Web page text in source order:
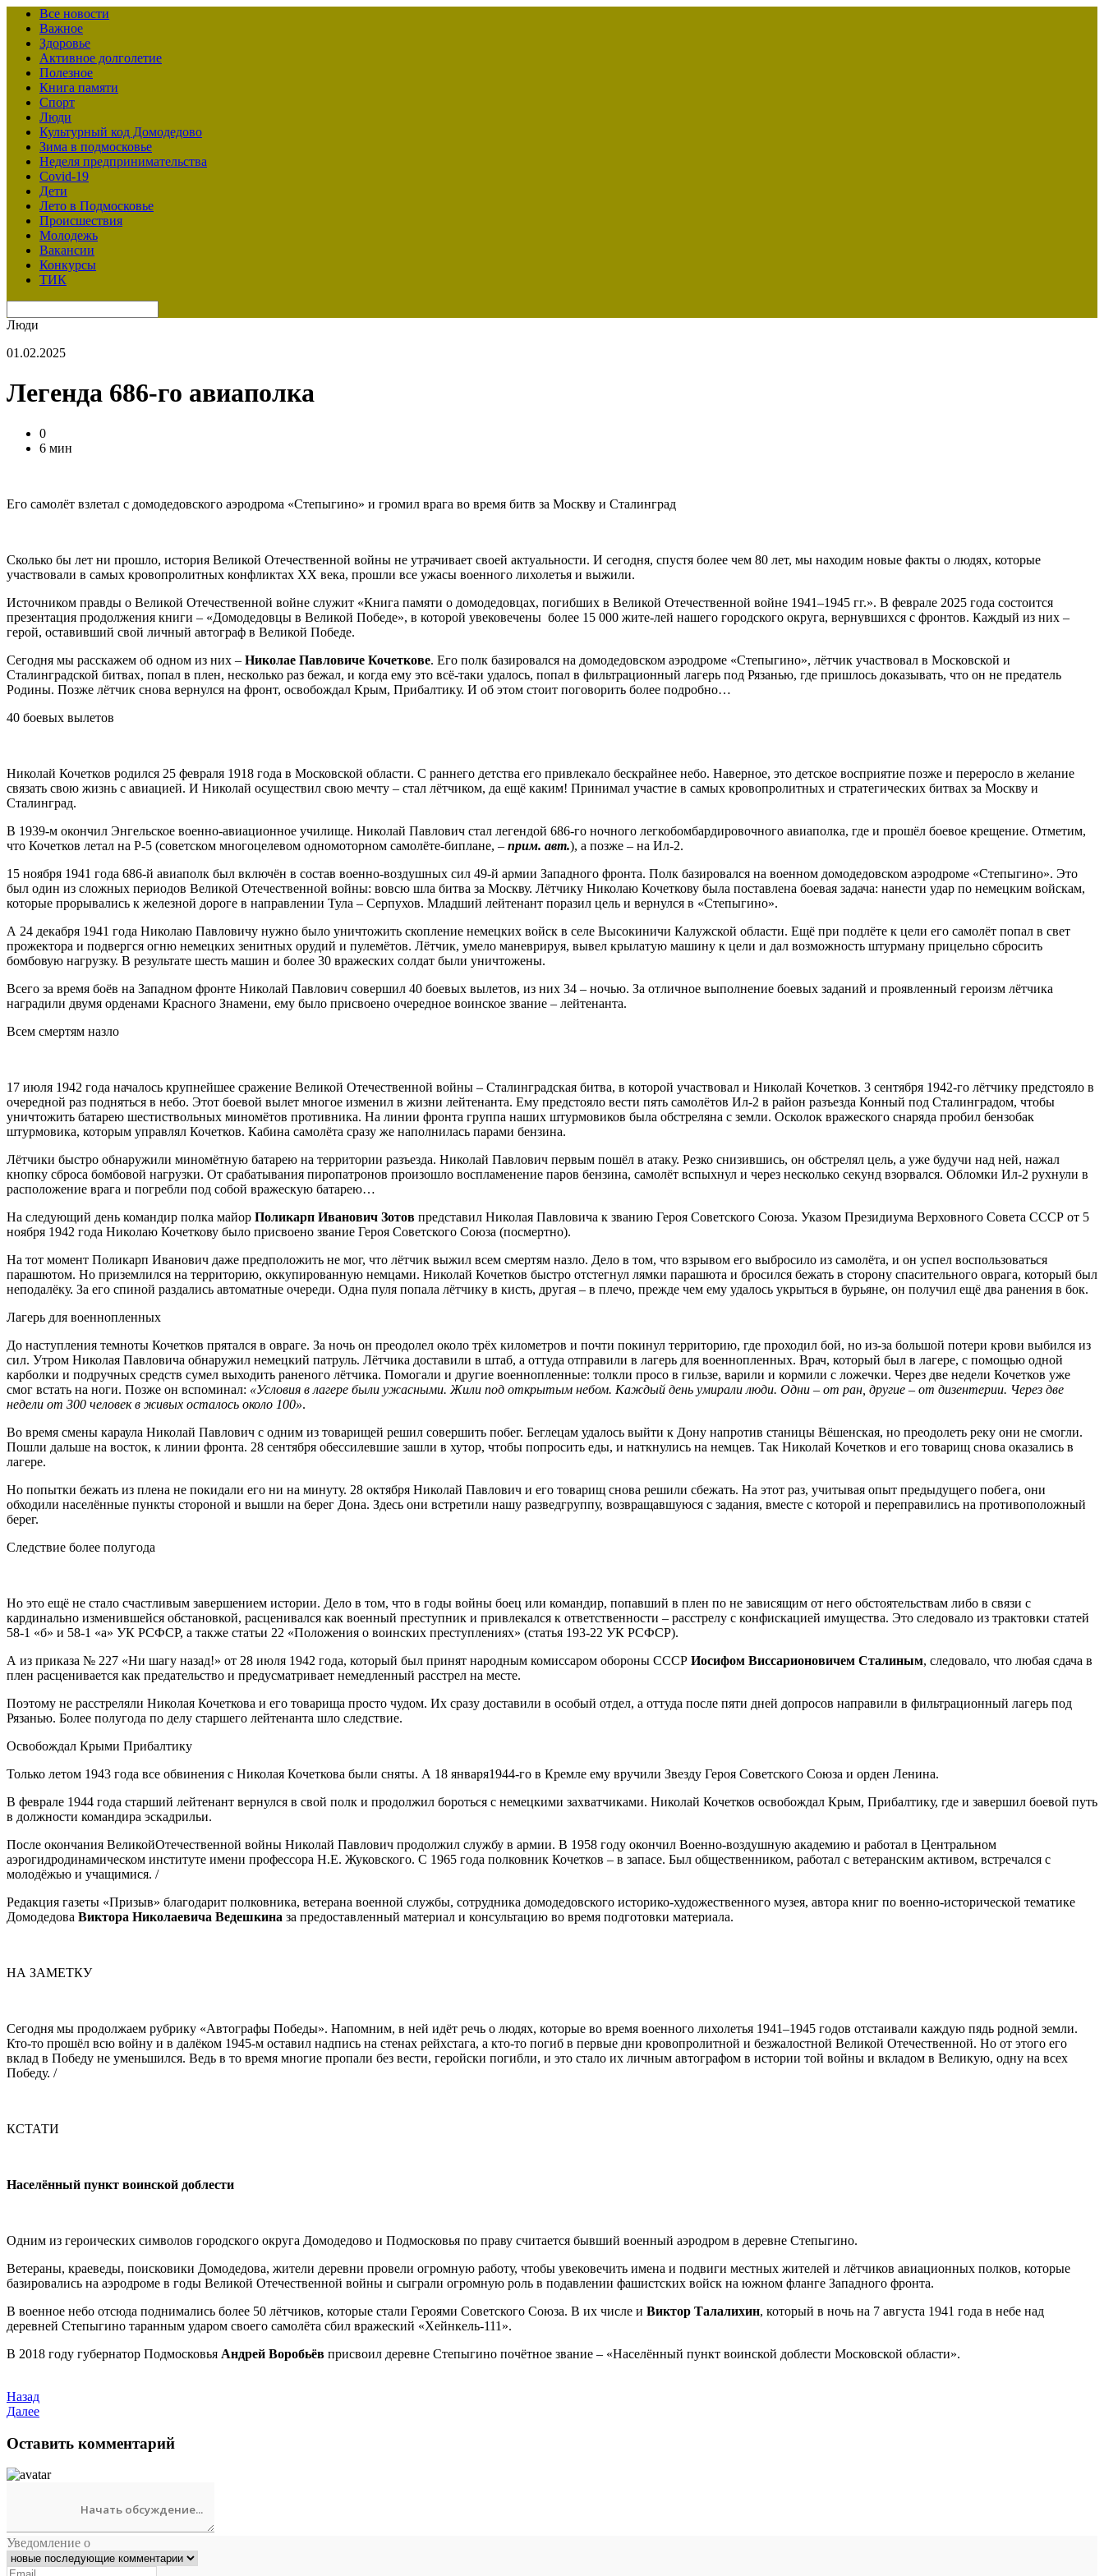
Все новости
Важное
Здоровье
Активное долголетие
Полезное
Книга памяти
Спорт
Люди
Культурный код Домодедово
Зима в подмосковье
Неделя предпринимательства
Covid-19
Дети
Лето в Подмосковье
Происшествия
Молодежь
Вакансии
Конкурсы
ТИК
Люди
01.02.2025
Легенда 686-го авиаполка
0
6 мин
Его самолёт взлетал с домодедовского аэродрома «Степыгино» и громил врага во время битв за Москву и Сталинград
Сколько бы лет ни прошло, история Великой Отечественной войны не утрачивает своей актуальности. И сегодня, спустя более чем 80 лет, мы находим новые факты о людях, которые
участвовали в самых кровопролитных конфликтах ХХ века, прошли все ужасы военного лихолетья и выжили.
Источником правды о Великой Отечественной войне служит «Книга памяти о домодедовцах, погибших в Великой Отечественной войне 1941–1945 гг.». В феврале 2025 года состоится
презентация продолжения книги – «Домодедовцы в Великой Победе», в которой увековечены более 15 000 жите-лей нашего городского округа, вернувшихся с фронтов. Каждый из них –
герой, оставивший свой личный автограф в Великой Победе.
Сегодня мы расскажем об одном из них – Николае Павловиче Кочеткове. Его полк базировался на домодедовском аэродроме «Степыгино», лётчик участвовал в Московской и
Сталинградской битвах, попал в плен, несколько раз бежал, и когда ему это всё-таки удалось, попал в фильтрационный лагерь под Рязанью, где пришлось доказывать, что он не предатель
Родины. Позже лётчик снова вернулся на фронт, освобождал Крым, Прибалтику. И об этом стоит поговорить более подробно…
40 боевых вылетов
Николай Кочетков родился 25 февраля 1918 года в Московской области. С раннего детства его привлекало бескрайнее небо. Наверное, это детское восприятие позже и переросло в желание
связать свою жизнь с авиацией. И Николай осуществил свою мечту – стал лётчиком, да ещё каким! Принимал участие в самых кровопролитных и стратегических битвах за Москву и
Сталинград.
В 1939-м окончил Энгельское военно-авиационное училище. Николай Павлович стал легендой 686-го ночного легкобомбардировочного авиаполка, где и прошёл боевое крещение. Отметим,
что Кочетков летал на Р-5 (советском многоцелевом одномоторном самолёте-биплане, – прим. авт.), а позже – на Ил-2.
15 ноября 1941 года 686-й авиаполк был включён в состав военно-воздушных сил 49-й армии Западного фронта. Полк базировался на военном домодедовском аэродроме «Степыгино». Это
был один из сложных периодов Великой Отечественной войны: вовсю шла битва за Москву. Лётчику Николаю Кочеткову была поставлена боевая задача: нанести удар по немецким войскам,
которые прорывались к железной дороге в направлении Тула – Серпухов. Младший лейтенант поразил цель и вернулся в «Степыгино».
А 24 декабря 1941 года Николаю Павловичу нужно было уничтожить скопление немецких войск в селе Высокиничи Калужской области. Ещё при подлёте к цели его самолёт попал в свет
прожектора и подвергся огню немецких зенитных орудий и пулемётов. Лётчик, умело маневрируя, вывел крылатую машину к цели и дал возможность штурману прицельно сбросить
бомбовую нагрузку. В результате шесть машин и более 30 вражеских солдат были уничтожены.
Всего за время боёв на Западном фронте Николай Павлович совершил 40 боевых вылетов, из них 34 – ночью. За отличное выполнение боевых заданий и проявленный героизм лётчика
наградили двумя орденами Красного Знамени, ему было присвоено очередное воинское звание – лейтенанта.
Всем смертям назло
17 июля 1942 года началось крупнейшее сражение Великой Отечественной войны – Сталинградская битва, в которой участвовал и Николай Кочетков. 3 сентября 1942-го лётчику предстояло в
очередной раз подняться в небо. Этот боевой вылет многое изменил в жизни лейтенанта. Ему предстояло вести пять самолётов Ил-2 в район разъезда Конный под Сталинградом, чтобы
уничтожить батарею шестиствольных миномётов противника. На линии фронта группа наших штурмовиков была обстреляна с земли. Осколок вражеского снаряда пробил бензобак
штурмовика, которым управлял Кочетков. Кабина самолёта сразу же наполнилась парами бензина.
Лётчики быстро обнаружили миномётную батарею на территории разъезда. Николай Павлович первым пошёл в атаку. Резко снизившись, он обстрелял цель, а уже будучи над ней, нажал
кнопку сброса бомбовой нагрузки. От срабатывания пиропатронов произошло воспламенение паров бензина, самолёт вспыхнул и через несколько секунд взорвался. Обломки Ил-2 рухнули в
расположение врага и погребли под собой вражескую батарею…
На следующий день командир полка майор Поликарп Иванович Зотов представил Николая Павловича к званию Героя Советского Союза. Указом Президиума Верховного Совета СССР от 5
ноября 1942 года Николаю Кочеткову было присвоено звание Героя Советского Союза (посмертно).
На тот момент Поликарп Иванович даже предположить не мог, что лётчик выжил всем смертям назло. Дело в том, что взрывом его выбросило из самолёта, и он успел воспользоваться
парашютом. Но приземлился на территорию, оккупированную немцами. Николай Кочетков быстро отстегнул лямки парашюта и бросился бежать в сторону спасительного оврага, который был
неподалёку. За его спиной раздались автоматные очереди. Одна пуля попала лётчику в кисть, другая – в плечо, прежде чем ему удалось укрыться в бурьяне, он получил ещё два ранения в бок.
Лагерь для военнопленных
До наступления темноты Кочетков прятался в овраге. За ночь он преодолел около трёх километров и почти покинул территорию, где проходил бой, но из-за большой потери крови выбился из
сил. Утром Николая Павловича обнаружил немецкий патруль. Лётчика доставили в штаб, а оттуда отправили в лагерь для военнопленных. Врач, который был в лагере, с помощью одной
карболки и подручных средств сумел выходить раненого лётчика. Помогали и другие военнопленные: толкли просо в гильзе, варили и кормили с ложечки. Через две недели Кочетков уже
смог встать на ноги. Позже он вспоминал: «Условия в лагере были ужасными. Жили под открытым небом. Каждый день умирали люди. Одни – от ран, другие – от дизентерии. Через две
недели от 300 человек в живых осталось около 100».
Во время смены караула Николай Павлович с одним из товарищей решил совершить побег. Беглецам удалось выйти к Дону напротив станицы Вёшенская, но преодолеть реку они не смогли.
Пошли дальше на восток, к линии фронта. 28 сентября обессилевшие зашли в хутор, чтобы попросить еды, и наткнулись на немцев. Так Николай Кочетков и его товарищ снова оказались в
лагере.
Но попытки бежать из плена не покидали его ни на минуту. 28 октября Николай Павлович и его товарищ снова решили сбежать. На этот раз, учитывая опыт предыдущего побега, они
обходили населённые пункты стороной и вышли на берег Дона. Здесь они встретили нашу разведгруппу, возвращавшуюся с задания, вместе с которой и переправились на противоположный
берег.
Следствие более полугода
Но это ещё не стало счастливым завершением истории. Дело в том, что в годы войны боец или командир, попавший в плен по не зависящим от него обстоятельствам либо в связи с
кардинально изменившейся обстановкой, расценивался как военный преступник и привлекался к ответственности – расстрелу с конфискацией имущества. Это следовало из трактовки статей
58-1 «б» и 58-1 «а» УК РСФСР, а также статьи 22 «Положения о воинских преступлениях» (статья 193-22 УК РСФСР).
А из приказа № 227 «Ни шагу назад!» от 28 июля 1942 года, который был принят народным комиссаром обороны СССР Иосифом Виссарионовичем Сталиным, следовало, что любая сдача в
плен расценивается как предательство и предусматривает немедленный расстрел на месте.
Поэтому не расстреляли Николая Кочеткова и его товарища просто чудом. Их сразу доставили в особый отдел, а оттуда после пяти дней допросов направили в фильтрационный лагерь под
Рязанью. Более полугода по делу старшего лейтенанта шло следствие.
Освобождал Крыми Прибалтику
Только летом 1943 года все обвинения с Николая Кочеткова были сняты. А 18 января1944-го в Кремле ему вручили Звезду Героя Советского Союза и орден Ленина.
В феврале 1944 года старший лейтенант вернулся в свой полк и продолжил бороться с немецкими захватчиками. Николай Кочетков освобождал Крым, Прибалтику, где и завершил боевой путь
в должности командира эскадрильи.
После окончания ВеликойОтечественной войны Николай Павлович продолжил службу в армии. В 1958 году окончил Военно-воздушную академию и работал в Центральном
аэрогидродинамическом институте имени профессора Н.Е. Жуковского. С 1965 года полковник Кочетков – в запасе. Был общественником, работал с ветеранским активом, встречался с
молодёжью и учащимися. /
Редакция газеты «Призыв» благодарит полковника, ветерана военной службы, сотрудника домодедовского историко-художественного музея, автора книг по военно-исторической тематике
Домодедова Виктора Николаевича Ведешкина за предоставленный материал и консультацию во время подготовки материала.
НА ЗАМЕТКУ
Сегодня мы продолжаем рубрику «Автографы Победы». Напомним, в ней идёт речь о людях, которые во время военного лихолетья 1941–1945 годов отстаивали каждую пядь родной земли.
Кто-то прошёл всю войну и в далёком 1945-м оставил надпись на стенах рейхстага, а кто-то погиб в первые дни кровопролитной и безжалостной Великой Отечественной. Но от этого его
вклад в Победу не уменьшился. Ведь в то время многие пропали без вести, геройски погибли, и это стало их личным автографом в истории той войны и вкладом в Великую, одну на всех
Победу. /
КСТАТИ
Населённый пункт воинской доблести
Одним из героических символов городского округа Домодедово и Подмосковья по праву считается бывший военный аэродром в деревне Степыгино.
Ветераны, краеведы, поисковики Домодедова, жители деревни провели огромную работу, чтобы увековечить имена и подвиги местных жителей и лётчиков авиационных полков, которые
базировались на аэродроме в годы Великой Отечественной войны и сыграли огромную роль в подавлении фашистских войск на южном фланге Западного фронта.
В военное небо отсюда поднимались более 50 лётчиков, которые стали Героями Советского Союза. В их числе и Виктор Талалихин, который в ночь на 7 августа 1941 года в небе над
деревней Степыгино таранным ударом своего самолёта сбил вражеский «Хейнкель-111».
В 2018 году губернатор Подмосковья Андрей Воробьёв присвоил деревне Степыгино почётное звание – «Населённый пункт воинской доблести Московской области».
Назад
Далее
Оставить комментарий
Уведомление о